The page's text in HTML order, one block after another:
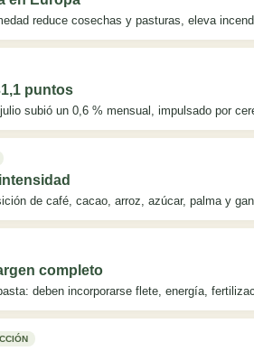
reduce cosechas y pasturas, eleva
puntos
subió un 0,6 % mensual, impulsado por
de café, cacao, arroz, azúcar, palma y
completo
deben incorporarse flete, energía,